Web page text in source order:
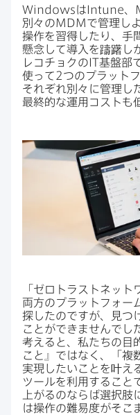
Windowsは Intune、
別々のMDMで​管理し
操作を​習得したり、​手
懸念して​導入を​躊躇し
レコチョクの IT基盤部
使って 2つの​プラット
それぞれ別々に​管理し
最終的な​運用コストも​
「ゼロトラストネット
両方の​プラットフォー
探したのですが、​見つ
ことができませんでし
考えると、​私たちの​目
こと』ではなく、​「複
実現したい​ことを​叶え
ツールを​利用する​こと
上がるのならば選択肢
は​操作の​難易度が​そこ